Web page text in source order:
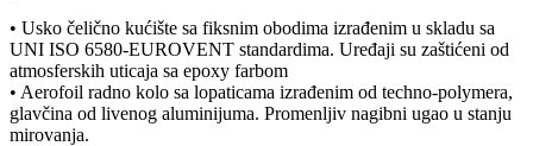
• Usko čelično kućište sa fiksnim obodima izrađenim u skladu sa
UNI ISO 6580-EUROVENT standardima. Uređaji su zaštićeni od
atmosferskih uticaja sa epoxy farbom
• Aerofoil radno kolo sa lopaticama izrađenim od techno-polymera,
glavčina od livenog aluminijuma. Promenljiv nagibni ugao u stanju
mirovanja.